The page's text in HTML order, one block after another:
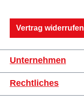
Vertrag widerrufen
Unternehmen
Rechtliches